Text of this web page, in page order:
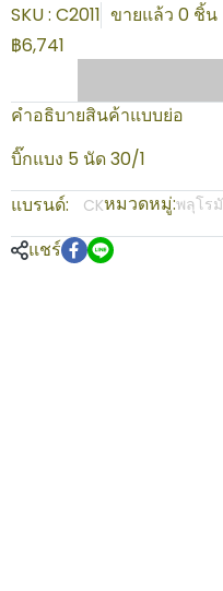
SKU : C2011 ขายแล้ว 0 ชิ้น
฿6,741
คำอธิบายสินค้าแบบย่อ
บิ๊กแบง 5 นัด 30/1
แบรนด์:
CKหมวดหมู่:พลุโร
แชร์